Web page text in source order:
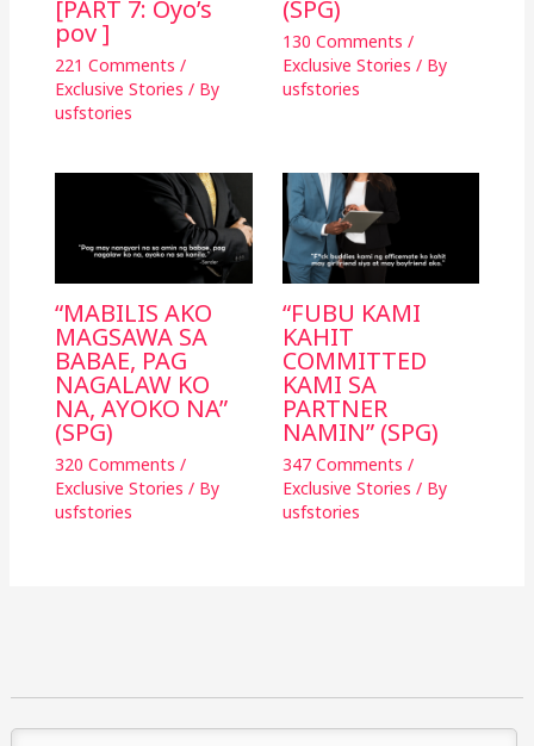
[PART 7: Oyo’s
pov ]
221 Comments /
Exclusive Stories / By
usfstories
(SPG)
130 Comments /
Exclusive Stories / By
usfstories
“MABILIS AKO
MAGSAWA SA
BABAE, PAG
NAGALAW KO
NA, AYOKO NA”
(SPG)
320 Comments /
Exclusive Stories / By
usfstories
“FUBU KAMI
KAHIT
COMMITTED
KAMI SA
PARTNER
NAMIN” (SPG)
347 Comments /
Exclusive Stories / By
usfstories